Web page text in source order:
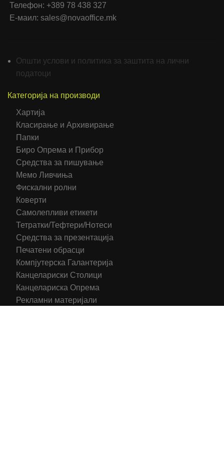
Телефон: +389 78 438 327
Е-маил: sales@novaoffice.mk
Општи услови и политика за заштита на лични
податоци
Категорија на производи
Хартија
Класирање и Архивирање
Папки
Биро Опрема и Прибор
Средства за пишување
Мемо Ливчиња
Фискални ролни
Коверти
Самолепливи етикети
Тетратки/Тефтери/Нотеси
Средства за презентација
Печатени обрасци
Компјутерска Галантерија
Канцелариски Столици
Канцелариска Опрема
Рекламни материјали